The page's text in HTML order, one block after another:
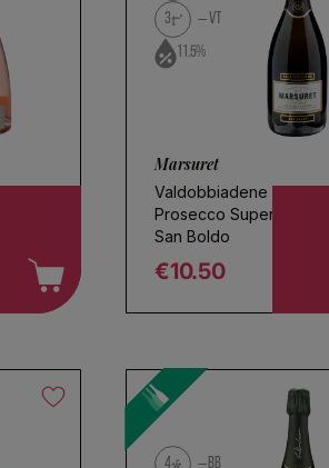
3
VT
11.5%
Marsuret
Valdobbiadene
Prosecco Superiore Brut
San Boldo
€10.50
4 BB